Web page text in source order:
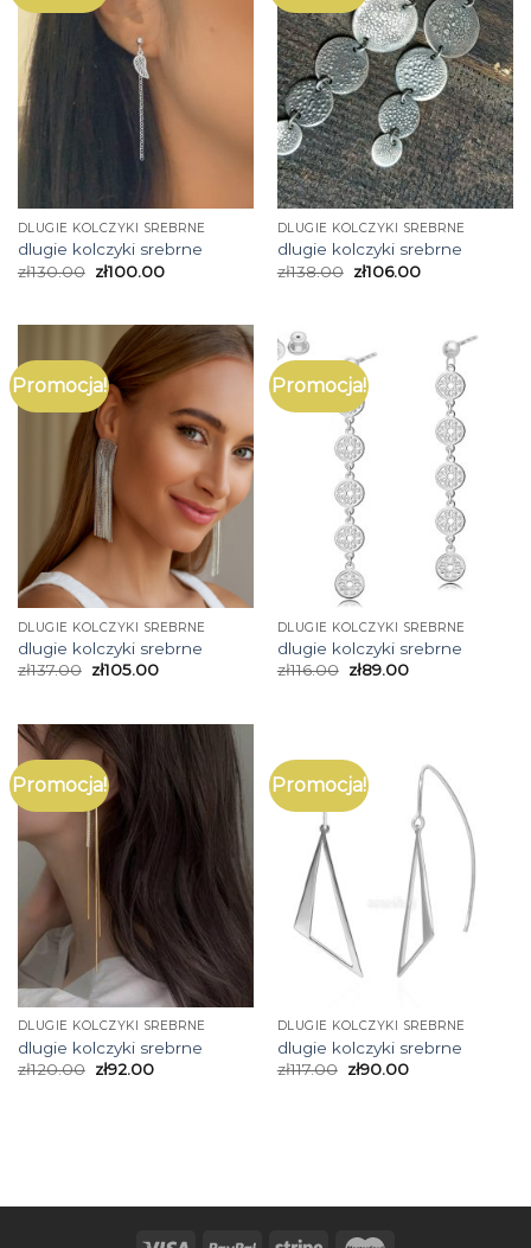
DLUGIE KOLCZYKI SREBRNE
dlugie kolczyki srebrne
zł130.00 zł100.00
DLUGIE KOLCZYKI SREBRNE
dlugie kolczyki srebrne
zł138.00 zł106.00
Promocja!
DLUGIE KOLCZYKI SREBRNE
dlugie kolczyki srebrne
zł137.00 zł105.00
Promocja!
DLUGIE KOLCZYKI SREBRNE
dlugie kolczyki srebrne
zł116.00 zł89.00
Promocja!
DLUGIE KOLCZYKI SREBRNE
dlugie kolczyki srebrne
zł120.00 zł92.00
Promocja!
DLUGIE KOLCZYKI SREBRNE
dlugie kolczyki srebrne
zł117.00 zł90.00